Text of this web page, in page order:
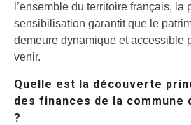
l’ensemble du territoire français, la
sensibilisation garantit que le
demeure dynamique et accessible
venir.
Quelle est la découverte
des finances de la commune
?